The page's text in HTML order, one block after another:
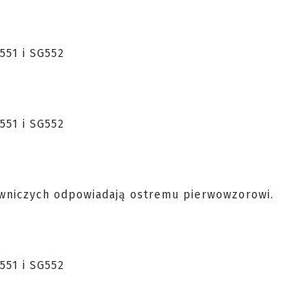
odpowiadają ostremu pierwowzorowi.